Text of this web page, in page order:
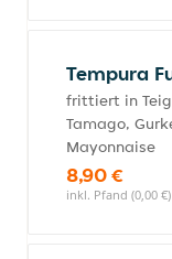
Tempura
frittiert in
Tamago,
Mayonnaise
8,90 €
inkl. Pfand (0,00 €)